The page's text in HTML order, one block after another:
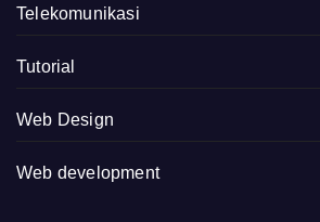
Telekomunikasi
Tutorial
Web Design
Web development